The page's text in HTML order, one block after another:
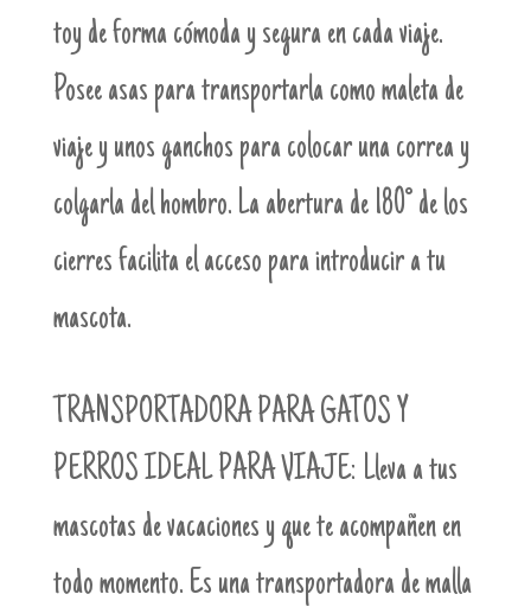
toy de forma cómoda y segura en cada viaje.
Posee asas para transportarla como maleta de
viaje y unos ganchos para colocar una correa y
colgarla del hombro. La abertura de 180° de los
cierres facilita el acceso para introducir a tu
mascota.
TRANSPORTADORA PARA GATOS Y
PERROS IDEAL PARA VIAJE: Lleva a tus
mascotas de vacaciones y que te acompañen en
todo momento. Es una transportadora de malla